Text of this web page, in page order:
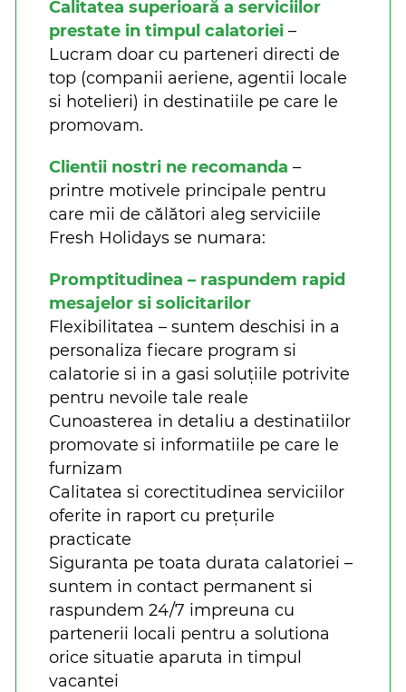
Calitatea superioară a serviciilor
prestate in timpul calatoriei –
Lucram doar cu parteneri directi de
top (companii aeriene, agentii locale
si hotelieri) in destinatiile pe care le
promovam.
Clientii nostri ne recomanda –
printre motivele principale pentru
care mii de călători aleg serviciile
Fresh Holidays se numara:
Promptitudinea – raspundem rapid
mesajelor si solicitarilor
Flexibilitatea – suntem deschisi in a
personaliza fiecare program si
calatorie si in a gasi soluțiile potrivite
pentru nevoile tale reale
Cunoasterea in detaliu a destinatiilor
promovate si informatiile pe care le
furnizam
Calitatea si corectitudinea serviciilor
oferite in raport cu prețurile
practicate
Siguranta pe toata durata calatoriei –
suntem in contact permanent si
raspundem 24/7 impreuna cu
partenerii locali pentru a solutiona
orice situatie aparuta in timpul
vacantei